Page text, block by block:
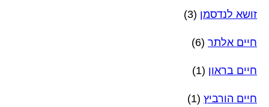
זושא לנדסמן (3)
חיים אלתר (6)
חיים בראון (1)
חיים הורביץ (1)